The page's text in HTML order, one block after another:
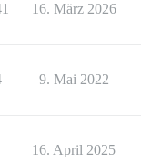
16. März 2026
9. Mai 2022
16. April 2025